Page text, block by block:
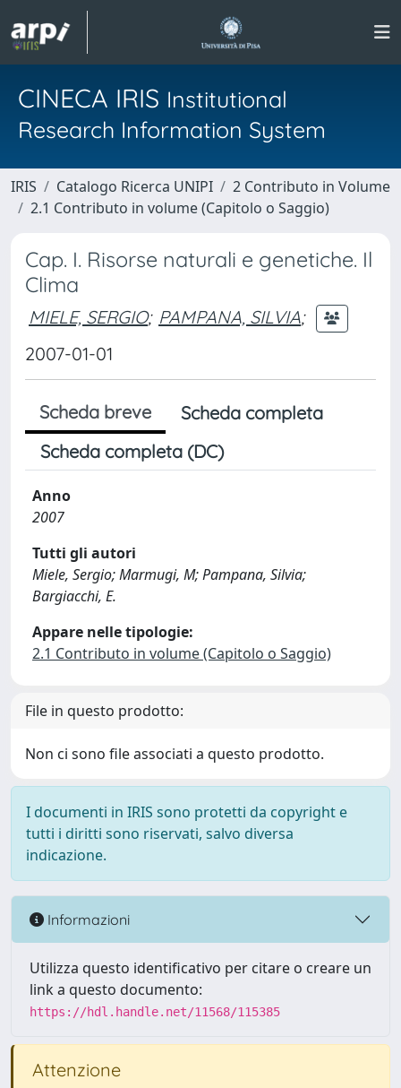
CINECA IRIS Institutional
Research Information System
IRIS Catalogo Ricerca UNIPI
2 Contributo in Volume
2.1 Contributo in volume (Capitolo o Saggio)
Cap. I. Risorse naturali e genetiche. Il
Clima
MIELE, SERGIO; PAMPANA, SILVIA;
2007-01-01
Scheda breve
Scheda completa
Scheda completa (DC)
Anno
2007
Tutti gli autori
Miele, Sergio; Marmugi, M; Pampana, Silvia;
Bargiacchi, E.
Appare nelle tipologie:
2.1 Contributo in volume (Capitolo o Saggio)
File in questo prodotto:
Non ci sono file associati a questo prodotto.
I documenti in IRIS sono protetti da copyright e
tutti i diritti sono riservati, salvo diversa
indicazione.
Informazioni
Utilizza questo identificativo per citare o creare un
link a questo documento:
https://hdl.handle.net/11568/115385
Attenzione